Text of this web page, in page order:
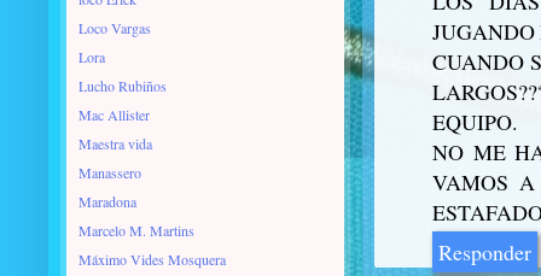
JUGANDO
CUANDO
EQUIPO.
NO ME
VAMOS
Responder
Loco Vargas
Lora
Lucho Rubiños
Mac Allister
Maestra vida
Manassero
Maradona
Marcelo M. Martins
Máximo Vides Mosquera